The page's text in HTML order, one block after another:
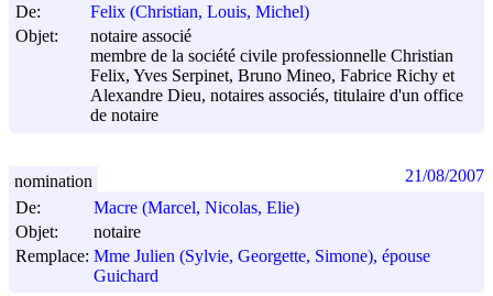
De:
Felix (Christian, Louis, Michel)
Objet:
notaire associé
membre de la société civile professionnelle Christian
Felix, Yves Serpinet, Bruno Mineo, Fabrice Richy et
Alexandre Dieu, notaires associés, titulaire d'un office
de notaire
De:
Macre (Marcel, Nicolas, Elie)
Objet:
notaire
Remplace: Mme Julien (Sylvie, Georgette, Simone), épouse
Guichard
nomination 21/08/2007